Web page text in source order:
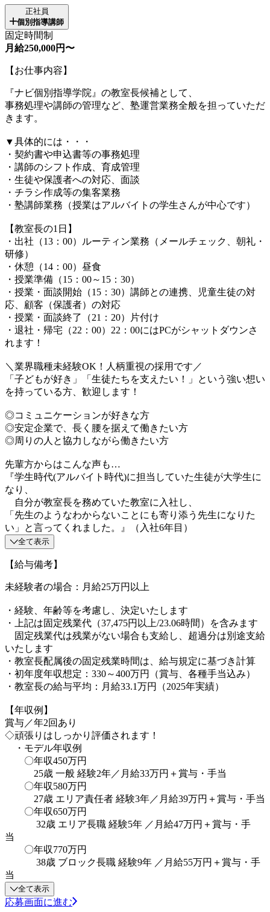
正社員
個別指導講師
固定時間制
月給250,000円〜
【お仕事内容】
『ナビ個別指導学院』の教室長候補として、
事務処理や講師の管理など、塾運営業務全般を担っていただ
きます。
▼具体的には・・・
・契約書や申込書等の事務処理
・講師のシフト作成、育成管理
・生徒や保護者への対応、面談
・チラシ作成等の集客業務
・塾講師業務（授業はアルバイトの学生さんが中心です）
【教室長の1日】
・出社（13：00）ルーティン業務（メールチェック、朝礼・
研修）
・休憩（14：00）昼食
・授業準備（15：00～15：30）
・授業・面談開始（15：30）講師との連携、児童生徒の対
応、顧客（保護者）の対応
・授業・面談終了（21：20）片付け
・退社・帰宅（22：00）22：00にはPCがシャットダウンさ
れます！
＼業界職種未経験OK！人柄重視の採用です／
「子どもが好き」「生徒たちを支えたい！」という強い想い
を持っている方、歓迎します！
◎コミュニケーションが好きな方
◎安定企業で、長く腰を据えて働きたい方
◎周りの人と協力しながら働きたい方
先輩方からはこんな声も…
『学生時代(アルバイト時代)に担当していた生徒が大学生に
なり、
自分が教室長を務めていた教室に入社し、
「先生のようなわからないことにも寄り添う先生になりた
い」と言ってくれました。』（入社6年目）
全て表示
【給与備考】
未経験者の場合：月給25万円以上
・経験、年齢等を考慮し、決定いたします
・上記は固定残業代（37,475円以上/23.06時間）を含みます
固定残業代は残業がない場合も支給し、超過分は別途支給
いたします
・教室長配属後の固定残業時間は、給与規定に基づき計算
・初年度年収想定：330～400万円（賞与、各種手当込み）
・教室長の給与平均：月給33.1万円（2025年実績）
【年収例】
賞与／年2回あり
◇頑張りはしっかり評価されます！
・モデル年収例
〇年収450万円
25歳 一般 経験2年／月給33万円＋賞与・手当
〇年収580万円
27歳 エリア責任者 経験3年／月給39万円＋賞与・手当
〇年収650万円
32歳 エリア長職 経験5年 ／月給47万円＋賞与・手
当
〇年収770万円
38歳 ブロック長職 経験9年 ／月給55万円＋賞与・手
当
全て表示
応募画面に進む